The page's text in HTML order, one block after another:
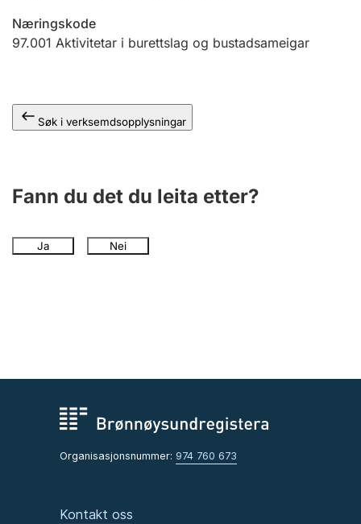
Næringskode
97.001 Aktivitetar i burettslag og bustadsameigar
Søk i verksemdsopplysningar
Fann du det du leita etter?
Ja Nei
Organisasjonsnummer: 974 760 673
Kontakt oss